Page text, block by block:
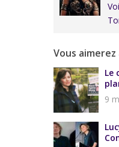
Vous aimerez
Le
9